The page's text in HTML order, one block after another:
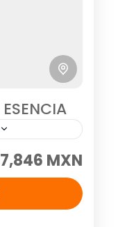
VIERNES Y
Dulce,
MXN